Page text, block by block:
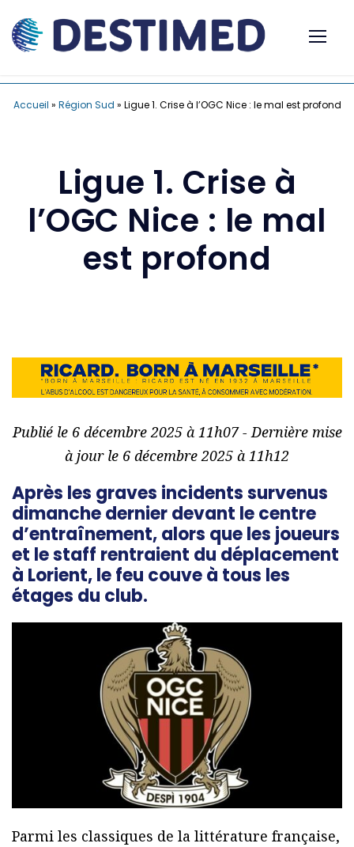
Accueil » Région Sud » Ligue 1. Crise à l’OGC Nice : le mal est profond
Ligue 1. Crise à
l’OGC Nice : le mal
est profond
Publié le 6 décembre 2025 à 11h07 - Dernière mise
à jour le 6 décembre 2025 à 11h12
Après les graves incidents survenus
dimanche dernier devant le centre
d’entraînement, alors que les joueurs
et le staff rentraient du déplacement
à Lorient, le feu couve à tous les
étages du club.
Parmi les classiques de la littérature française,